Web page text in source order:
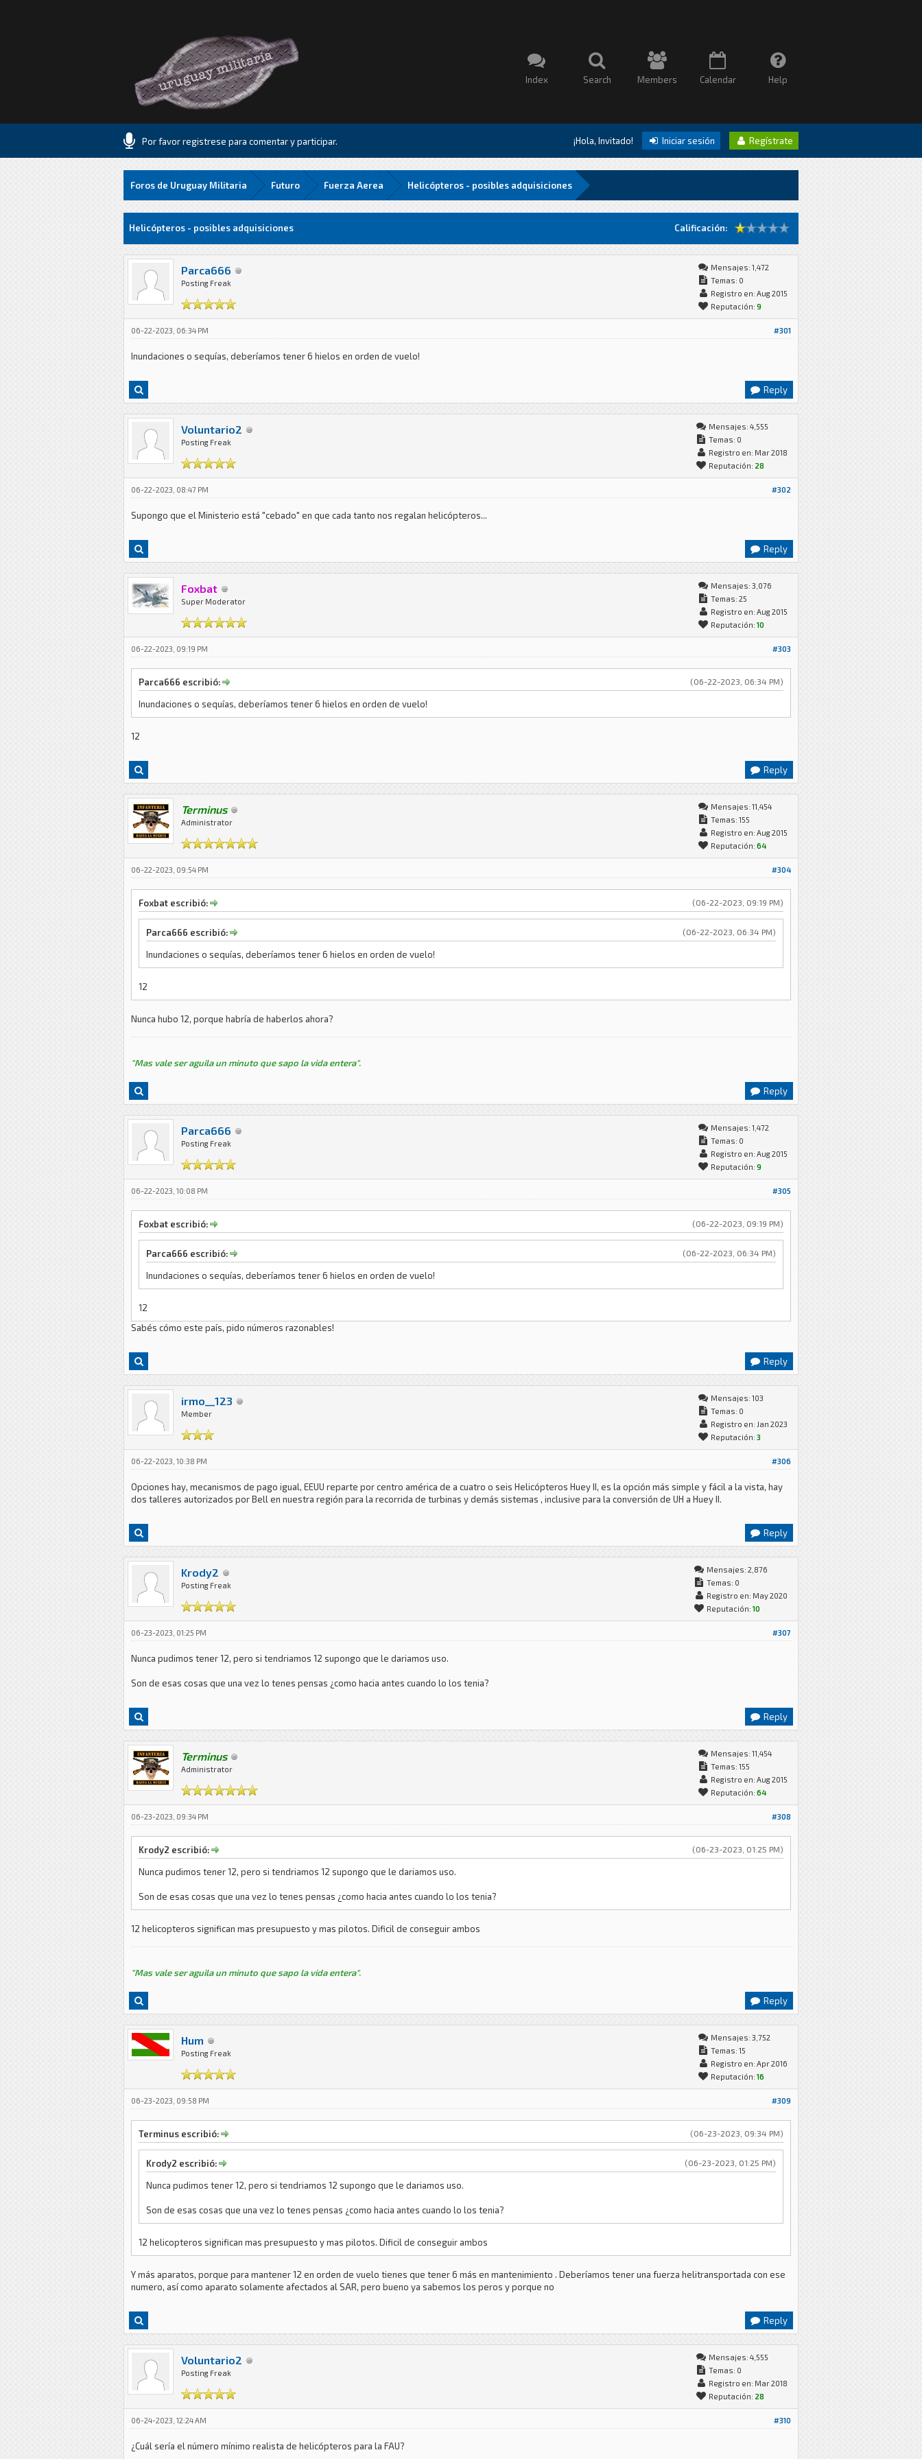
Index Search Members Calendar Help
Por favor registrese para comentar y participar. ¡Hola, Invitado! Iniciar sesión Regístrate
Foros de Uruguay Militaria Futuro Fuerza Aerea Helicópteros - posibles adquisiciones
Calificación:
16 voto(s) - 1.06 Media
1
2
3
4
5 Helicópteros - posibles adquisiciones
Parca666
Posting Freak
Mensajes: 1,472
Temas: 0
Registro en: Aug 2015
Reputación: 9
#301
06-22-2023, 06:34 PM
Inundaciones o sequías, deberíamos tener 6 hielos en orden de vuelo!
Reply
Voluntario2
Posting Freak
Mensajes: 4,555
Temas: 0
Registro en: Mar 2018
Reputación: 28
#302
06-22-2023, 08:47 PM
Supongo que el Ministerio está "cebado" en que cada tanto nos regalan helicópteros...
Reply
Foxbat
Super Moderator
Mensajes: 3,076
Temas: 25
Registro en: Aug 2015
Reputación: 10
#303
06-22-2023, 09:19 PM
(06-22-2023, 06:34 PM)
Parca666 escribió:
Inundaciones o sequías, deberíamos tener 6 hielos en orden de vuelo!
12
Reply
Terminus
Administrator
Mensajes: 11,454
Temas: 155
Registro en: Aug 2015
Reputación: 64
#304
06-22-2023, 09:54 PM
(06-22-2023, 09:19 PM)
Foxbat escribió:
(06-22-2023, 06:34 PM)
Parca666 escribió:
Inundaciones o sequías, deberíamos tener 6 hielos en orden de vuelo!
12
Nunca hubo 12, porque habría de haberlos ahora?
"Mas vale ser aguila un minuto que sapo la vida entera".
Reply
Parca666
Posting Freak
Mensajes: 1,472
Temas: 0
Registro en: Aug 2015
Reputación: 9
#305
06-22-2023, 10:08 PM
(06-22-2023, 09:19 PM)
Foxbat escribió:
(06-22-2023, 06:34 PM)
Parca666 escribió:
Inundaciones o sequías, deberíamos tener 6 hielos en orden de vuelo!
12
Sabés cómo este país, pido números razonables!
Reply
irmo__123
Member
Mensajes: 103
Temas: 0
Registro en: Jan 2023
Reputación: 3
#306
06-22-2023, 10:38 PM
Opciones hay, mecanismos de pago igual, EEUU reparte por centro américa de a cuatro o seis Helicópteros Huey II, es la opción más simple y fácil a la vista, hay
dos talleres autorizados por Bell en nuestra región para la recorrida de turbinas y demás sistemas , inclusive para la conversión de UH a Huey II.
Reply
Krody2
Posting Freak
Mensajes: 2,876
Temas: 0
Registro en: May 2020
Reputación: 10
#307
06-23-2023, 01:25 PM
Nunca pudimos tener 12, pero si tendriamos 12 supongo que le dariamos uso.
Son de esas cosas que una vez lo tenes pensas ¿como hacia antes cuando lo los tenia?
Reply
Terminus
Administrator
Mensajes: 11,454
Temas: 155
Registro en: Aug 2015
Reputación: 64
#308
06-23-2023, 09:34 PM
(06-23-2023, 01:25 PM)
Krody2 escribió:
Nunca pudimos tener 12, pero si tendriamos 12 supongo que le dariamos uso.
Son de esas cosas que una vez lo tenes pensas ¿como hacia antes cuando lo los tenia?
12 helicopteros significan mas presupuesto y mas pilotos. Dificil de conseguir ambos
"Mas vale ser aguila un minuto que sapo la vida entera".
Reply
Hum
Posting Freak
Mensajes: 3,752
Temas: 15
Registro en: Apr 2016
Reputación: 16
#309
06-23-2023, 09:58 PM
(06-23-2023, 09:34 PM)
Terminus escribió:
(06-23-2023, 01:25 PM)
Krody2 escribió:
Nunca pudimos tener 12, pero si tendriamos 12 supongo que le dariamos uso.
Son de esas cosas que una vez lo tenes pensas ¿como hacia antes cuando lo los tenia?
12 helicopteros significan mas presupuesto y mas pilotos. Dificil de conseguir ambos
Y más aparatos, porque para mantener 12 en orden de vuelo tienes que tener 6 más en mantenimiento . Deberíamos tener una fuerza helitransportada con ese
numero, así como aparato solamente afectados al SAR, pero bueno ya sabemos los peros y porque no
Reply
Voluntario2
Posting Freak
Mensajes: 4,555
Temas: 0
Registro en: Mar 2018
Reputación: 28
#310
06-24-2023, 12:24 AM
¿Cuál sería el número mínimo realista de helicópteros para la FAU?